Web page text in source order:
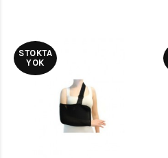
STOKTA
YOK